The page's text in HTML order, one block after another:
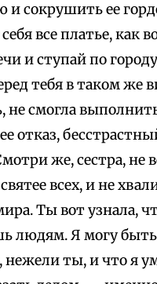
сокрушить ее
все платье, как
и ступай по
тебя в таком же
не смогла
отказ,
же, сестра, не
всех, и не
Ты вот узнала,
людям. Я могу быть
ты, и что я